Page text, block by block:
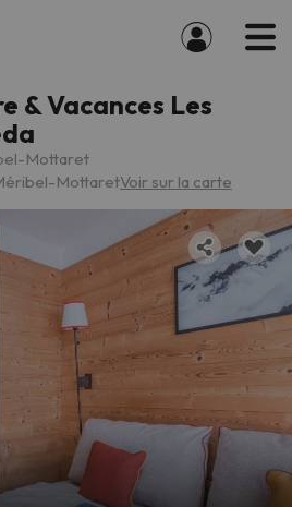
& Vacances Les
Mottaret
MottaretVoir sur la carte